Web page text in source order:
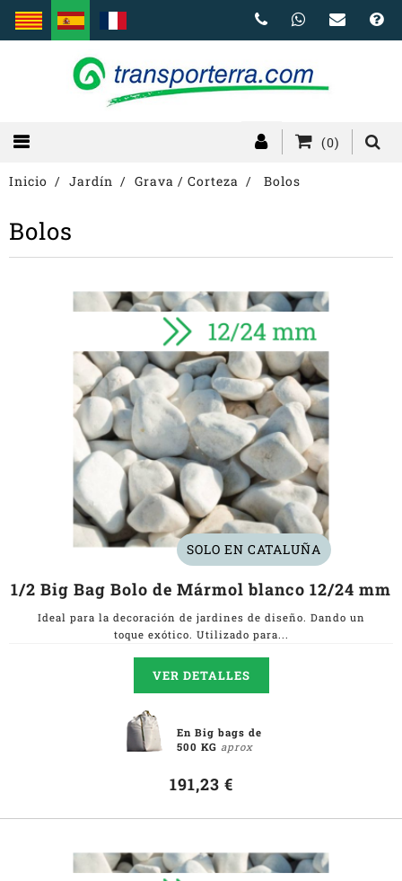
(0)
Inicio Jardín Grava / Corteza Bolos
Bolos
SOLO EN CATALUÑA
1/2 Big Bag Bolo de Mármol blanco 12/24 mm
Ideal para la decoración de jardines de diseño. Dando un
toque exótico. Utilizado para...
VER DETALLES
En Big bags de
500 KG aprox
191,23 €